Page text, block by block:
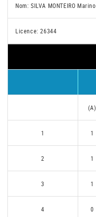
Nom: SILVA MONTEIRO Marino
Licence: 26344
(A)
1 1
2 1
3 1
4 0